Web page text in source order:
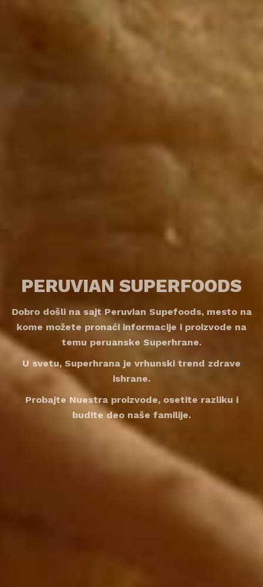
PERUVIAN SUPERFOODS
Dobro došli na sajt Peruvian Supefoods, mesto na
kome možete pronaći informacije i proizvode na
temu peruanske Superhrane.
U svetu, Superhrana je vrhunski trend zdrave
ishrane.
Probajte Nuestra proizvode, osetite razliku i
budite deo naše familije.